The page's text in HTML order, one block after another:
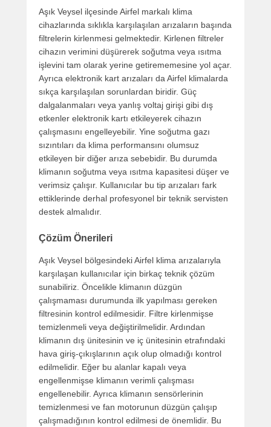
Aşık Veysel ilçesinde Airfel markalı klima
cihazlarında sıklıkla karşılaşılan arızaların başında
filtrelerin kirlenmesi gelmektedir. Kirlenen filtreler
cihazın verimini düşürerek soğutma veya ısıtma
işlevini tam olarak yerine getirememesine yol açar.
Ayrıca elektronik kart arızaları da Airfel klimalarda
sıkça karşılaşılan sorunlardan biridir. Güç
dalgalanmaları veya yanlış voltaj girişi gibi dış
etkenler elektronik kartı etkileyerek cihazın
çalışmasını engelleyebilir. Yine soğutma gazı
sızıntıları da klima performansını olumsuz
etkileyen bir diğer arıza sebebidir. Bu durumda
klimanın soğutma veya ısıtma kapasitesi düşer ve
verimsiz çalışır. Kullanıcılar bu tip arızaları fark
ettiklerinde derhal profesyonel bir teknik servisten
destek almalıdır.
Çözüm Önerileri
Aşık Veysel bölgesindeki Airfel klima arızalarıyla
karşılaşan kullanıcılar için birkaç teknik çözüm
sunabiliriz. Öncelikle klimanın düzgün
çalışmaması durumunda ilk yapılması gereken
filtresinin kontrol edilmesidir. Filtre kirlenmişse
temizlenmeli veya değiştirilmelidir. Ardından
klimanın dış ünitesinin ve iç ünitesinin etrafındaki
hava giriş-çıkışlarının açık olup olmadığı kontrol
edilmelidir. Eğer bu alanlar kapalı veya
engellenmişse klimanın verimli çalışması
engellenebilir. Ayrıca klimanın sensörlerinin
temizlenmesi ve fan motorunun düzgün çalışıp
çalışmadığının kontrol edilmesi de önemlidir. Bu